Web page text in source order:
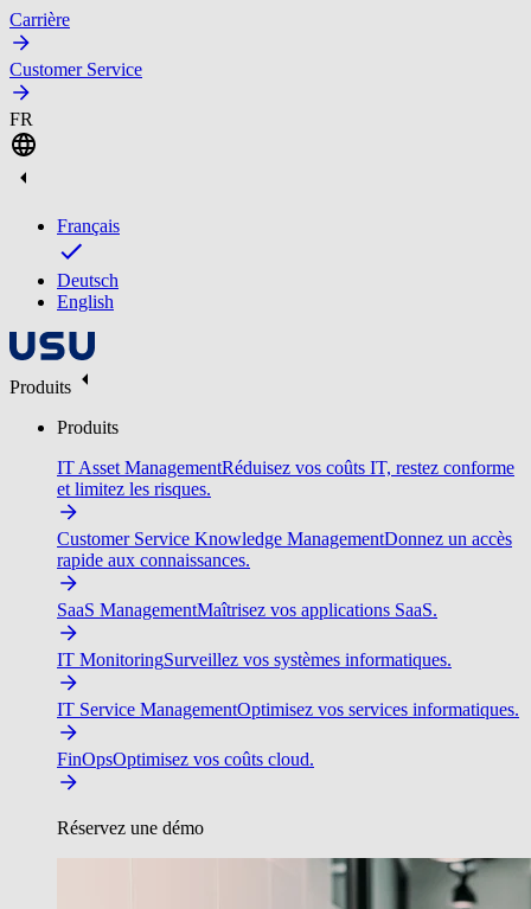
Carrière
Customer Service
FR
Français
Deutsch
English
Produits
Produits
IT Asset ManagementRéduisez vos coûts IT, restez conforme
et limitez les risques.
Customer Service Knowledge ManagementDonnez un accès
rapide aux connaissances.
SaaS ManagementMaîtrisez vos applications SaaS.
IT MonitoringSurveillez vos systèmes informatiques.
IT Service ManagementOptimisez vos services informatiques.
FinOpsOptimisez vos coûts cloud.
Réservez une démo